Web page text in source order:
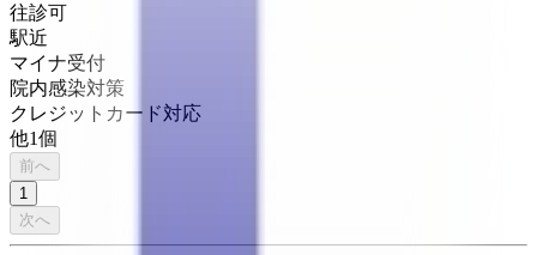
往診可
駅近
マイナ受付
院内感染対策
クレジットカード対応
他1個
前へ
1
次へ